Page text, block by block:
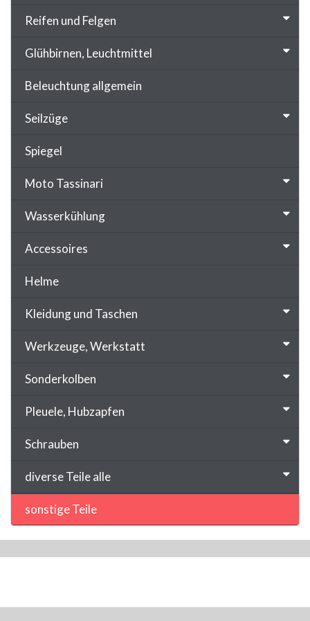
Reifen und Felgen
Glühbirnen, Leuchtmittel
Beleuchtung allgemein
Seilzüge
Spiegel
Moto Tassinari
Wasserkühlung
Accessoires
Helme
Kleidung und Taschen
Werkzeuge, Werkstatt
Sonderkolben
Pleuele, Hubzapfen
Schrauben
diverse Teile alle
sonstige Teile